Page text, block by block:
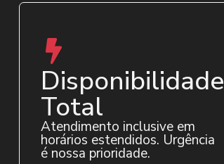
Disponibilidade
Total
Atendimento inclusive em
horários estendidos. Urgência
é nossa prioridade.